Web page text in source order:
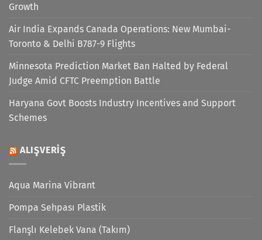
Growth
Air India Expands Canada Operations: New Mumbai-
Toronto & Delhi B787-9 Flights
Minnesota Prediction Market Ban Halted by Federal
Judge Amid CFTC Preemption Battle
Haryana Govt Boosts Industry Incentives and Support
Schemes
ALIŞVERIŞ
Aqua Marina Vibrant
Pompa Sehpası Plastik
Flanşlı Kelebek Vana (Takım)